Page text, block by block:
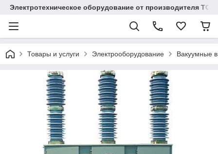
Электротехническое оборудование от производителя TOO
Товары и услуги Электрооборудование Вакуумные